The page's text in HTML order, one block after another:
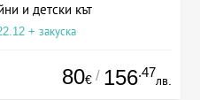
и детски кът
+ закуска
80€ / 156.47
лв.